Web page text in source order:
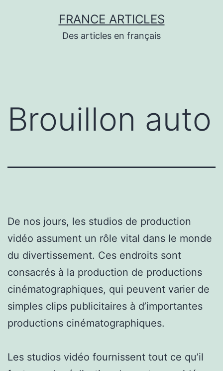
FRANCE ARTICLES
Des articles en français
Brouillon auto
De nos jours, les studios de production
vidéo assument un rôle vital dans le monde
du divertissement. Ces endroits sont
consacrés à la production de productions
cinématographiques, qui peuvent varier de
simples clips publicitaires à d’importantes
productions cinématographiques.
Les studios vidéo fournissent tout ce qu’il